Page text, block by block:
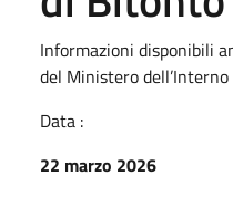
Informazioni disponibili
del Ministero
Data :
22 marzo 2026